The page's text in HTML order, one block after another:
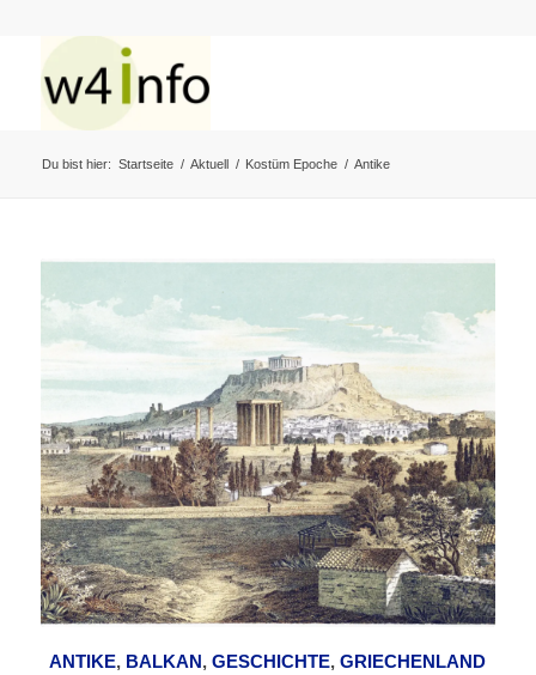
Du bist hier: Startseite / Aktuell / Kostüm Epoche / Antike
ANTIKE, BALKAN,GESCHICHTE,GRIECHENLAND